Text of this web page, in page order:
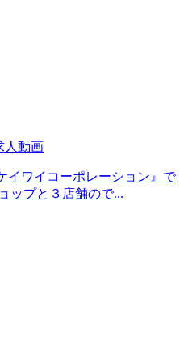
人動画
イワイコーポレーション』で
ップと３店舗ので...